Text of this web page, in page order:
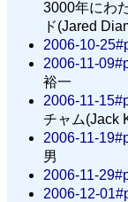
3000年にわ
ド(Jared
2006-10-
2006-11-
裕一
2006-11-
チャム(Jack
2006-11-
男
2006-11-
2006-12-